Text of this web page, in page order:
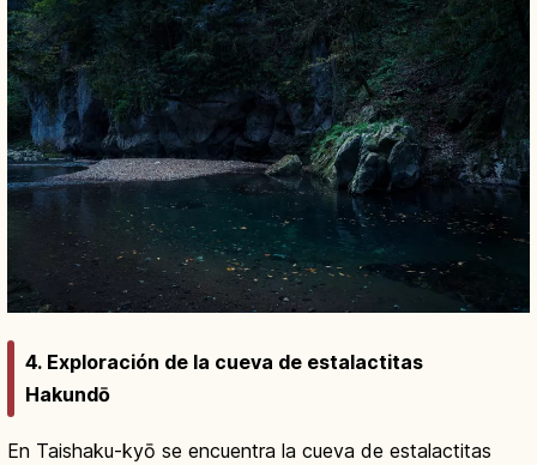
4. Exploración de la cueva de estalactitas
Hakundō
En Taishaku-kyō se encuentra la cueva de estalactitas